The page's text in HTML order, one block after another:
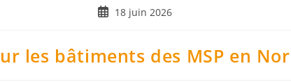
18 juin 2026
les bâtiments des MSP en